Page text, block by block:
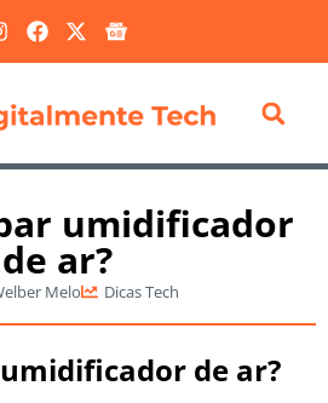
umidificador
de ar?
Melo Dicas Tech
de ar?